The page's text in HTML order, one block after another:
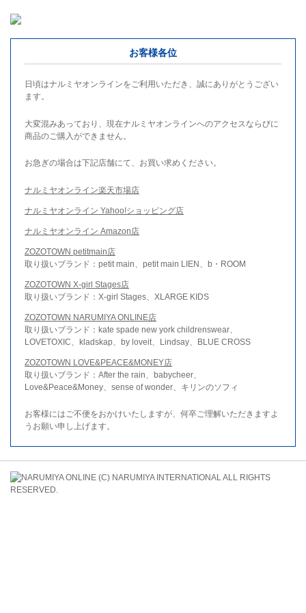
お客様各位
日頃はナルミヤオンラインをご利用いただき、誠にありがとうござい
ます。
大変混みあっており、現在ナルミヤオンラインへのアクセスならびに
商品のご購入ができません。
お急ぎの場合は下記店舗にて、お買い求めください。
ナルミヤオンライン楽天市場店
ナルミヤオンライン Yahoo!ショッピング店
ナルミヤオンライン Amazon店
ZOZOTOWN petitmain店
取り扱いブランド：petit main、petit main LIEN、b・ROOM
ZOZOTOWN X-girl Stages店
取り扱いブランド：X-girl Stages、XLARGE KIDS
ZOZOTOWN NARUMIYA ONLINE店
取り扱いブランド：kate spade new york childrenswear、
LOVETOXIC、kladskap、by loveit、Lindsay、BLUE CROSS
ZOZOTOWN LOVE&PEACE&MONEY店
取り扱いブランド：After the rain、babycheer、
Love&Peace&Money、sense of wonder、キリンのソフィ
お客様にはご不便をおかけいたしますが、何卒ご理解いただきますよ
うお願い申し上げます。